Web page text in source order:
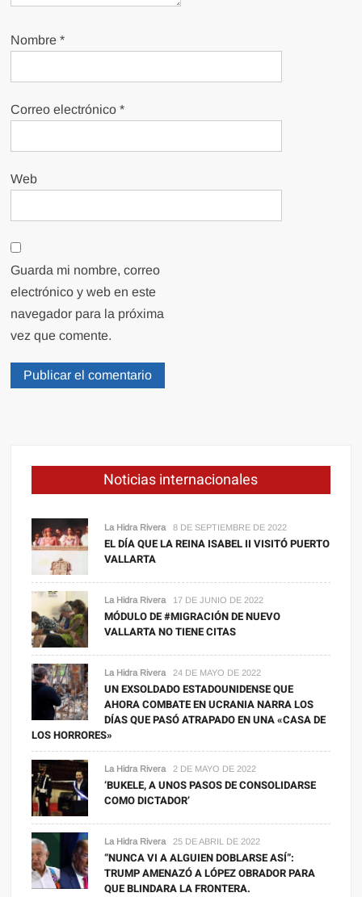
Nombre*
Correo electrónico*
Web
Guarda mi nombre, correo
electrónico y web en este
navegador para la próxima
vez que comente.
Noticias internacionales
La Hidra Rivera 8 DE SEPTIEMBRE DE 2022
EL DÍA QUE LA REINA ISABEL II VISITÓ PUERTO
VALLARTA
La Hidra Rivera 17 DE JUNIO DE 2022
MÓDULO DE #MIGRACIÓN DE NUEVO
VALLARTA NO TIENE CITAS
La Hidra Rivera 24 DE MAYO DE 2022
UN EXSOLDADO ESTADOUNIDENSE QUE
AHORA COMBATE EN UCRANIA NARRA LOS
DÍAS QUE PASÓ ATRAPADO EN UNA «CASA DE
LOS HORRORES»
La Hidra Rivera 2 DE MAYO DE 2022
‘BUKELE, A UNOS PASOS DE CONSOLIDARSE
COMO DICTADOR’
La Hidra Rivera 25 DE ABRIL DE 2022
“NUNCA VI A ALGUIEN DOBLARSE ASÍ”:
TRUMP AMENAZÓ A LÓPEZ OBRADOR PARA
QUE BLINDARA LA FRONTERA.